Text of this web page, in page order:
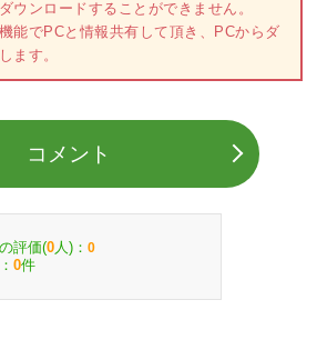
ウンロードすることができません。
能でPCと情報共有して頂き、PCからダ
ます。
コメント
評価(0 人)： 0
0件